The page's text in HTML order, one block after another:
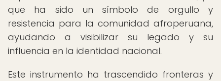
que ha sido un símbolo de orgullo y
resistencia para la comunidad afroperuana,
ayudando a visibilizar su legado y su
influencia en la identidad nacional.
Este instrumento ha trascendido fronteras y